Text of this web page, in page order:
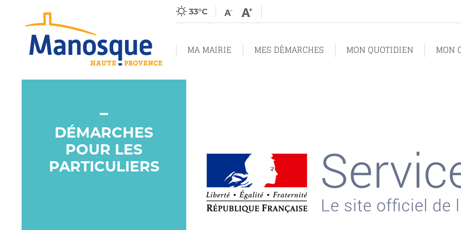
33°C
Diminuer
la
texte
Augmenter
MA MAIRIE MES DÉMARCHES MON QUOTIDIEN MON
DÉMARCHES
POUR LES
PARTICULIERS